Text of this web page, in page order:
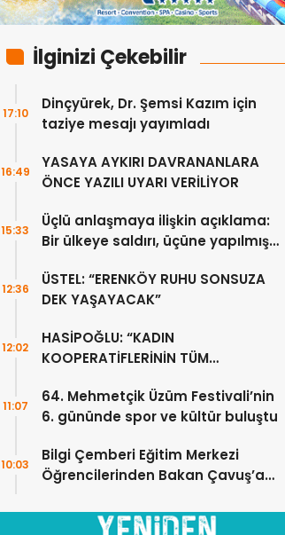
İlginizi Çekebilir
Dinçyürek, Dr. Şemsi Kazım için
taziye mesajı yayımladı
17:10
YASAYA AYKIRI DAVRANANLARA
ÖNCE YAZILI UYARI VERİLİYOR
16:49
Üçlü anlaşmaya ilişkin açıklama:
Bir ülkeye saldırı, üçüne yapılmış
15:33
ÜSTEL: “ERENKÖY RUHU SONSUZA
DEK YAŞAYACAK”
12:36
HASİPOĞLU: “KADIN
KOOPERATİFLERİNİN TÜM
PRİMLERİNİ YÜZDE 100
KARŞILAYACAĞIZ”
12:02
64. Mehmetçik Üzüm Festivali’nin
6. gününde spor ve kültür buluştu
11:07
Bilgi Çemberi Eğitim Merkezi
Öğrencilerinden Bakan Çavuş’a
10:03